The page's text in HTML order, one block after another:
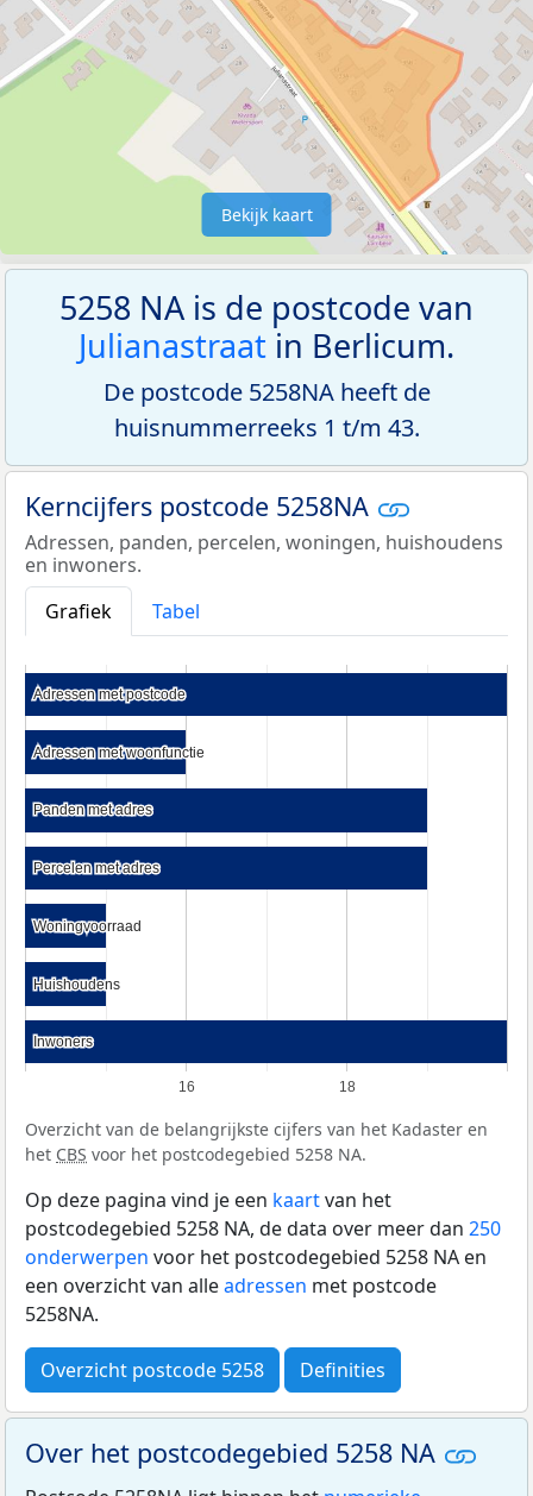
Bekijk kaart
5258 NA is de postcode van
Julianastraat in Berlicum.
De postcode 5258NA heeft de
huisnummerreeks 1 t/m 43.
Kerncijfers postcode 5258NA
Adressen, panden, percelen, woningen, huishoudens
en inwoners.
Grafiek
Tabel
16 18
Adressen met postcode
Adressen met postcode
Adressen met woonfunctie
Adressen met woonfunctie
Panden met adres
Panden met adres
Percelen met adres
Percelen met adres
Woningvoorraad
Woningvoorraad
Huishoudens
Huishoudens
Inwoners
Inwoners
Overzicht van de belangrijkste cijfers van het Kadaster en
het CBS voor het postcodegebied 5258 NA.
Op deze pagina vind je een kaartvan het
postcodegebied 5258 NA, de data over meer dan 250
onderwerpen voor het postcodegebied 5258 NA en
een overzicht van alleadressen met postcode
5258NA.
Overzicht postcode 5258 Definities
Over het postcodegebied 5258 NA